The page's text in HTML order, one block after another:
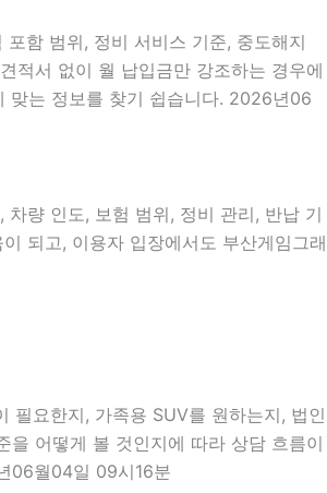
함 범위, 정비 서비스 기준, 중도해지
적서 없이 월 납입금만 강조하는 경우에
맞는 정보를 찾기 쉽습니다. 2026년06
량 인도, 보험 범위, 정비 관리, 반납 기
되고, 이용자 입장에서도 부산게임그래
요한지, 가족용 SUV를 원하는지, 법인
을 어떻게 볼 것인지에 따라 상담 흐름이
06월04일 09시16분